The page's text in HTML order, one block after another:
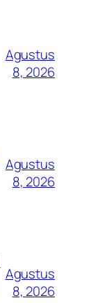
Agustus
8, 2026
Agustus
8, 2026
Agustus
8, 2026